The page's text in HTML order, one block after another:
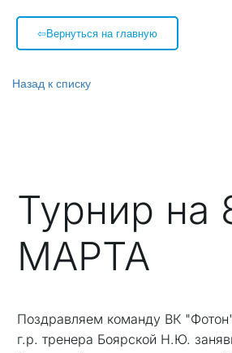
⇦Вернуться на главную
Назад к списку
Турнир на
МАРТА
Поздравляем команду ВК
г.р. тренера Боярской Н.Ю.